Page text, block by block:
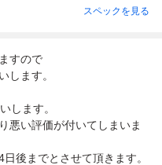
スペックを見る
すので
します。
します。
悪い評価が付いてしまいま
後までとさせて頂きます。